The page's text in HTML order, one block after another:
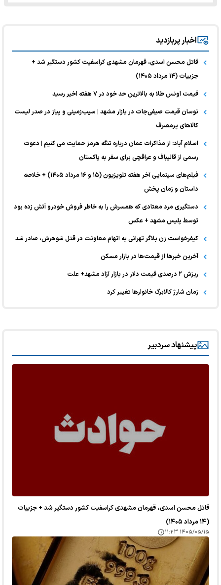
اخبار پربازدید
قاتل محسن اسدی، قهرمان مشهدی کراسفیت کشور دستگیر شد +
جزییات (۱۴ مرداد ۱۴۰۵)
قیمت اونس طلا به بالاترین حد خود در ۷ هفته اخیر رسید
نوسان قیمت صیفی‌جات در بازار مشهد | سیب‌زمینی و پیاز در صدر لیست
کالا‌های پرمصرف
اسلام آباد: از مذاکرات عمان درباره تنگه هرمز حمایت می کنیم | دعوت
رسمی از قالیباف و عراقچی برای سفر به پاکستان
فیلم‌های سینمایی آخر هفته تلویزیون (۱۵ و ۱۶ مرداد ۱۴۰۵) + خلاصه
داستان و زمان پخش
دستگیری مرد معتادی که همسرش را به خاطر فروش خودرو آتش زده بود
توسط پلیس مشهد + عکس
کیفرخواست زن بلاگر تهرانی به اتهام معاونت در قتل شوهرش، صادر شد
آخرین خبر‌ها از قیمت‌ها در بازار مسکن
ریزش ۲ درصدی قیمت دلار در بازار آزاد مشهد+ علت
زمان شارژ کالابرگ خانوارها تغییر کرد
پیشنهاد سردبیر
قاتل محسن اسدی، قهرمان مشهدی کراسفیت کشور دستگیر شد + جزییات
(۱۴ مرداد ۱۴۰۵)
۱۴۰۵/۰۵/۱۵ ۱۱:۲۳